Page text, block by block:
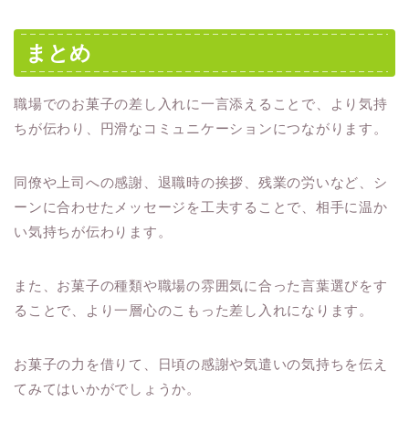
まとめ
職場でのお菓子の差し入れに一言添えることで、より気持
ちが伝わり、円滑なコミュニケーションにつながります。
同僚や上司への感謝、退職時の挨拶、残業の労いなど、シ
ーンに合わせたメッセージを工夫することで、相手に温か
い気持ちが伝わります。
また、お菓子の種類や職場の雰囲気に合った言葉選びをす
ることで、より一層心のこもった差し入れになります。
お菓子の力を借りて、日頃の感謝や気遣いの気持ちを伝え
てみてはいかがでしょうか。